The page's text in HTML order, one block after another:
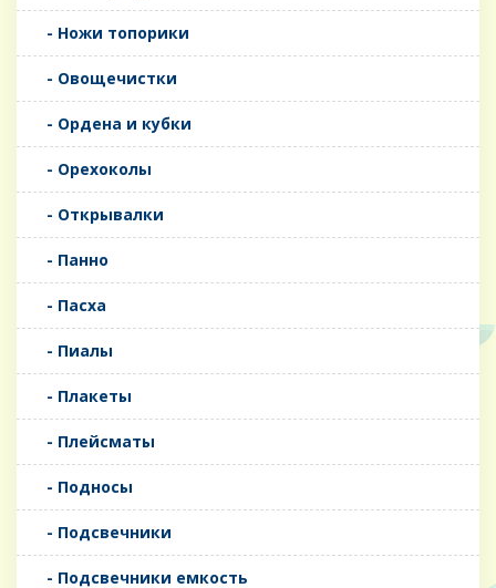
- Ножи топорики
- Овощечистки
- Ордена и кубки
- Орехоколы
- Открывалки
- Панно
- Пасха
- Пиалы
- Плакеты
- Плейсматы
- Подносы
- Подсвечники
- Подсвечники емкость